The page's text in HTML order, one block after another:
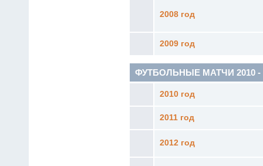
2008 год
2009 год
ФУТБОЛЬНЫЕ МАТЧИ 2010 -
2010 год
2011 год
2012 год